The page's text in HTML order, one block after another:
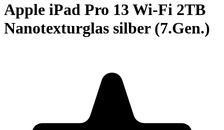
Apple iPad Pro 13 Wi-Fi 2TB
Nanotexturglas silber (7.Gen.)